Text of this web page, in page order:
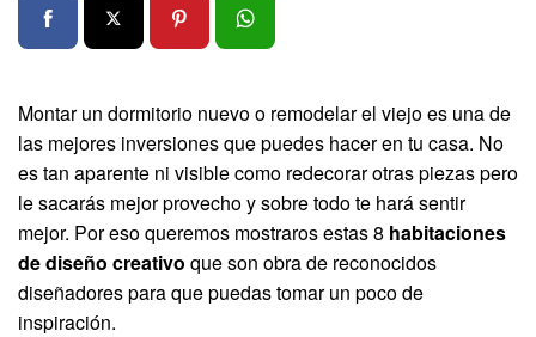
Montar un dormitorio nuevo o remodelar el viejo es una de
las mejores inversiones que puedes hacer en tu casa. No
es tan aparente ni visible como redecorar otras piezas pero
le sacarás mejor provecho y sobre todo te hará sentir
mejor. Por eso queremos mostraros estas 8 habitaciones
de diseño creativo que son obra de reconocidos
diseñadores para que puedas tomar un poco de
inspiración.